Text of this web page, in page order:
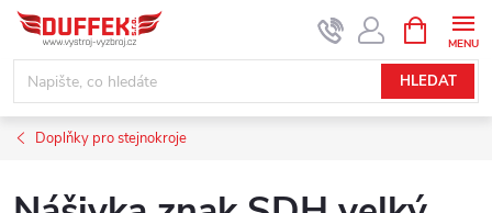
Přejít
obsah
HLEDAT
NÁKUPNÍ
KOŠÍK
Doplňky pro stejnokroje